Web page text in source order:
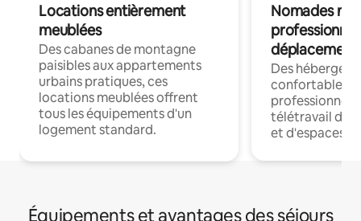
Locations entièrement
meublées
Des cabanes de montagne
paisibles aux appartements
urbains pratiques, ces
locations meublées offrent
tous les équipements d'un
logement standard.
Nomades
déplacement
Des
confortables
professionnels
télétravail
et d'espaces
Équipements et avantages des séjours